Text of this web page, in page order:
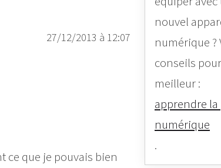
27/12/2013 à 12:07
ce que je pouvais bien
nouvel
numérique ?
conseils
meilleur :
apprendre
numérique
.